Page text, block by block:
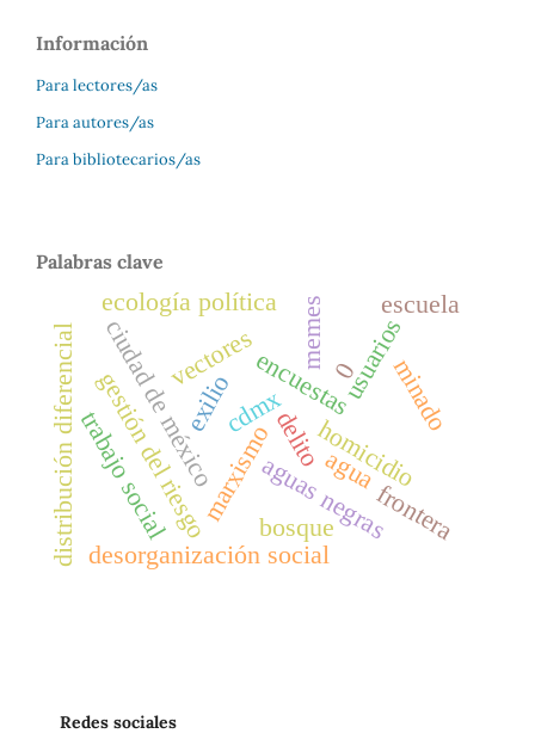
Información
Para lectores/as
Para autores/as
Para bibliotecarios/as
Palabras clave
marxismo homicidio
gestión del riesgo aguas negras
usuarios
encuestas
memes
ciudad de méxico
desorganización social
distribución diferencial cdmxdelito
minado
bosque
ecología política
agua
trabajo social
vectores
escuela
frontera
exilio 0
Redes sociales